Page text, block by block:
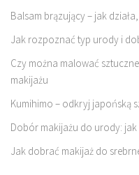
Balsam brązujący – jak
Jak rozpoznać typ urody i
Czy można malować
makijażu
Kumihimo – odkryj japońską
Dobór makijażu do urody:
Jak dobrać makijaż do